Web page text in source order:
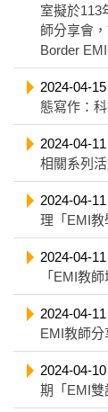
室擬於113
師分享會
Border
2024-04-15
態寫作：
2024-04-11
相關系列
2024-04-11
理「EMI教
2024-04-11
「EMI教
2024-04-11
EMI教師
2024-04-10
期「EMI雙